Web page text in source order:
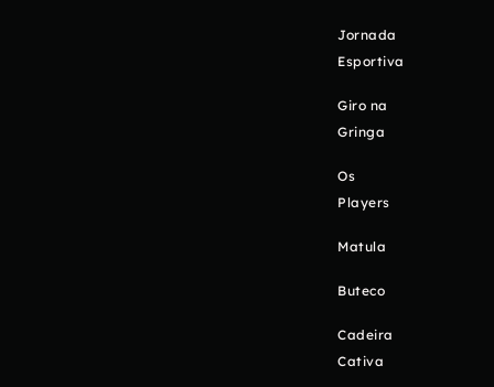
Jornada
Esportiva
Giro na
Gringa
Os
Players
Matula
Buteco
Cadeira
Cativa